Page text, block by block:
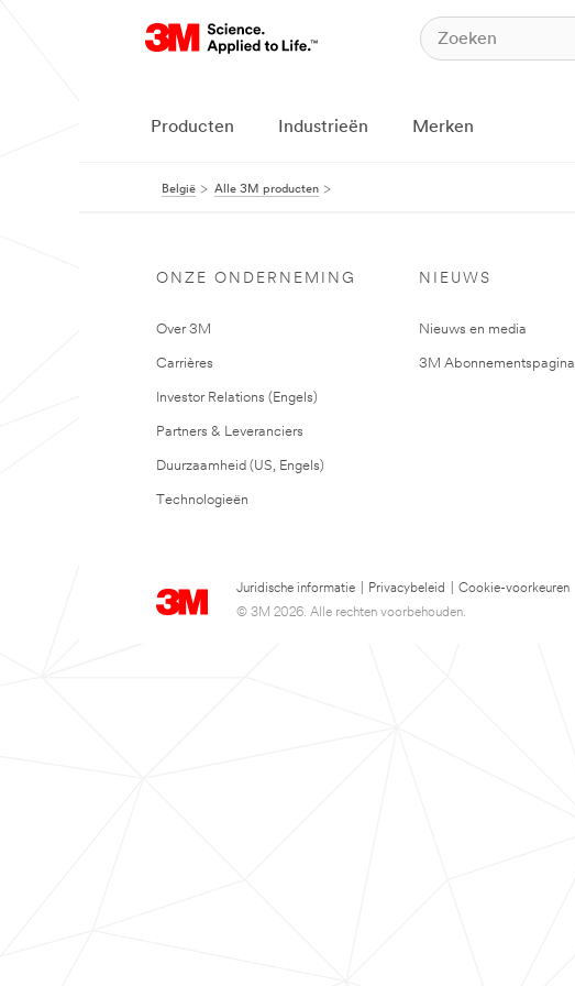
Producten Industrieën Merken
België Alle 3M producten
ONZE ONDERNEMING
Over 3M
Carrières
Investor Relations (Engels)
Partners & Leveranciers
Duurzaamheid (US, Engels)
Technologieën
NIEUWS
Nieuws en media
3M Abonnementspagina
Juridische informatie Privacybeleid
Cookie-voorkeuren
© 3M 2026. Alle rechten voorbehouden.